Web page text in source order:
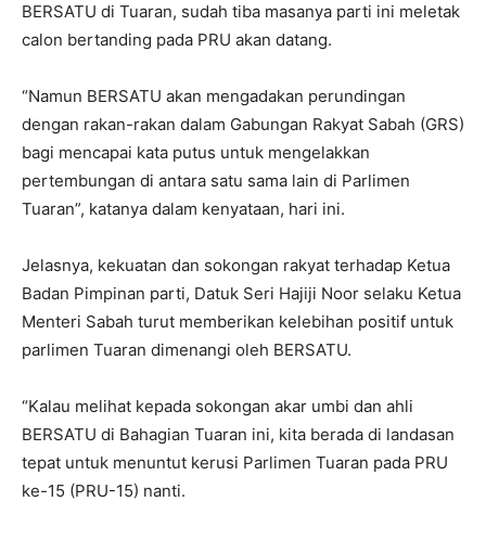
BERSATU di Tuaran, sudah tiba masanya parti ini meletak
calon bertanding pada PRU akan datang.
“Namun BERSATU akan mengadakan perundingan
dengan rakan-rakan dalam Gabungan Rakyat Sabah (GRS)
bagi mencapai kata putus untuk mengelakkan
pertembungan di antara satu sama lain di Parlimen
Tuaran”, katanya dalam kenyataan, hari ini.
Jelasnya, kekuatan dan sokongan rakyat terhadap Ketua
Badan Pimpinan parti, Datuk Seri Hajiji Noor selaku Ketua
Menteri Sabah turut memberikan kelebihan positif untuk
parlimen Tuaran dimenangi oleh BERSATU.
“Kalau melihat kepada sokongan akar umbi dan ahli
BERSATU di Bahagian Tuaran ini, kita berada di landasan
tepat untuk menuntut kerusi Parlimen Tuaran pada PRU
ke-15 (PRU-15) nanti.